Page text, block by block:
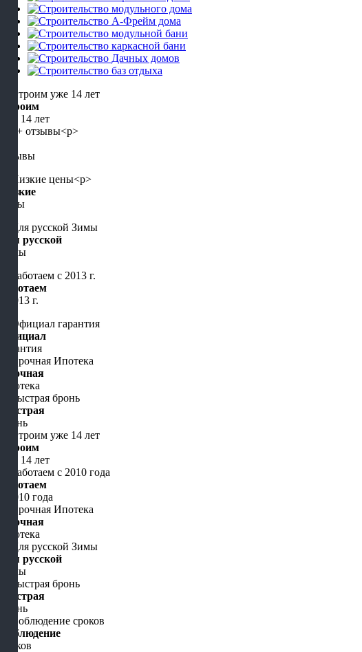
Строим
уже 14 лет
отзывы
Низкие
цены
Для русской
Зимы
Работаем
с 2013 г.
Официал
гарантия
Срочная
Ипотека
Быстрая
бронь
Строим
уже 14 лет
Работаем
с 2010 года
Срочная
Ипотека
Для русской
Зимы
Быстрая
бронь
Соблюдение
сроков